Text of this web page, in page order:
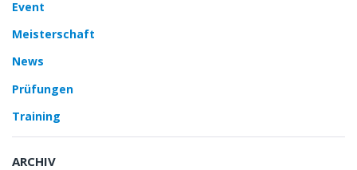
Event
Meisterschaft
News
Prüfungen
Training
ARCHIV